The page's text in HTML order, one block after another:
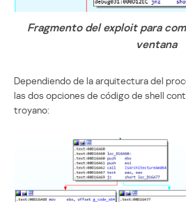
Fragmento del exploit para
ventana
Dependiendo de la arquitectura del
las dos opciones de código de shell
troyano: